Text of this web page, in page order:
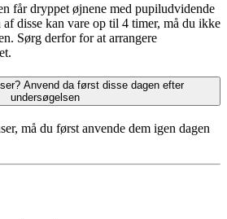
får dryppet øjnene med pupiludvidende
disse kan vare op til 4 timer, må du ikke
Sørg derfor for at arrangere
Anvend da først disse dagen efter
undersøgelsen
må du først anvende dem igen dagen